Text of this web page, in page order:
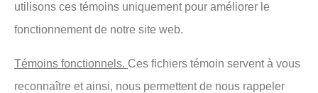
utilisons ces témoins uniquement pour améliorer le
fonctionnement de notre site web.
Témoins fonctionnels. Ces fichiers témoin servent à vous
reconnaître et ainsi, nous permettent de nous rappeler